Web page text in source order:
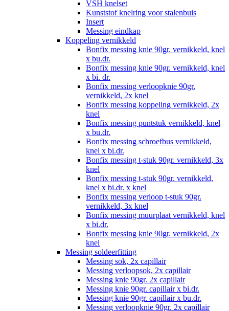
VSH knelset
Kunststof knelring voor stalenbuis
Insert
Messing eindkap
Koppeling vernikkeld
Bonfix messing knie 90gr. vernikkeld, knel
x bu.dr.
Bonfix messing knie 90gr. vernikkeld, knel
x bi. dr.
Bonfix messing verloopknie 90gr.
vernikkeld, 2x knel
Bonfix messing koppeling vernikkeld, 2x
knel
Bonfix messing puntstuk vernikkeld, knel
x bu.dr.
Bonfix messing schroefbus vernikkeld,
knel x bi.dr.
Bonfix messing t-stuk 90gr. vernikkeld, 3x
knel
Bonfix messing t-stuk 90gr. vernikkeld,
knel x bi.dr. x knel
Bonfix messing verloop t-stuk 90gr.
vernikkeld, 3x knel
Bonfix messing muurplaat vernikkeld, knel
x bi.dr.
Bonfix messing knie 90gr. vernikkeld, 2x
knel
Messing soldeerfitting
Messing sok, 2x capillair
Messing verloopsok, 2x capillair
Messing knie 90gr. 2x capillair
Messing knie 90gr. capillair x bi.dr.
Messing knie 90gr. capillair x bu.dr.
Messing verloopknie 90gr. 2x capillair